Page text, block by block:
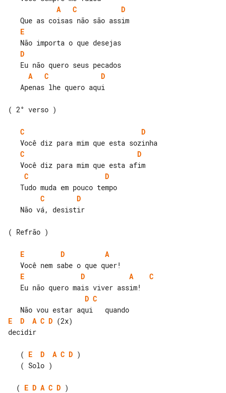
A
C
D
E
D
A
C
D
( 2° verso )
C
D
C
D
C
D
C
D
( Refrão )
E D
A
E
D A
C
D C
E
D A C D (2x)
decidir
   (
E D A C D )
  (
E D A C D )